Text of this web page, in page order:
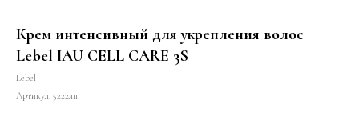
Крем интенсивный для укрепления волос
Lebel IAU CELL CARE 3S
Lebel
Артикул: 5222лп